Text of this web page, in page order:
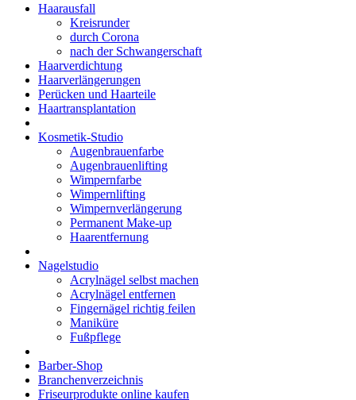
Haarausfall
Kreisrunder
durch Corona
nach der Schwangerschaft
Haarverdichtung
Haarverlängerungen
Perücken und Haarteile
Haartransplantation
Kosmetik-Studio
Augenbrauenfarbe
Augenbrauenlifting
Wimpernfarbe
Wimpernlifting
Wimpernverlängerung
Permanent Make-up
Haarentfernung
Nagelstudio
Acrylnägel selbst machen
Acrylnägel entfernen
Fingernägel richtig feilen
Maniküre
Fußpflege
Barber-Shop
Branchenverzeichnis
Friseurprodukte online kaufen